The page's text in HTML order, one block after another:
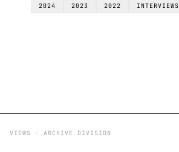
2024 2023 2022 INTERVIEWS
VIEWS - ARCHIVE DIVISION